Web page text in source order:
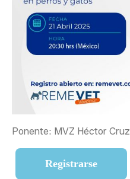
Ponente: MVZ Héctor Cruz
Registrarse